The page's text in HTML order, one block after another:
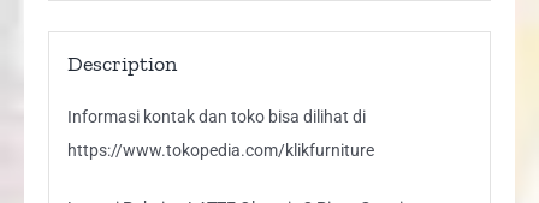
Description
Informasi kontak dan toko bisa dilihat di
https://www.tokopedia.com/klikfurniture